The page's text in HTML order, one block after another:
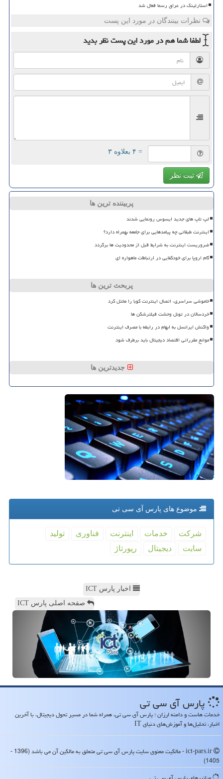
استارلینک در عراق رسما فعال شد
نظرات بینندگان در مورد این پست
لطفا شما همدر مورد این پستنظر بدید
= ۴ بعلاوه ۳
ثبت نظر
پربیننده ترین ها
لپ تاپ های جدید ایسوس رونمایی شدند
اینترنت طبقاتی چه پیامدهایی برای جامعه بهمراه دارد؟
ضروریست اینترنت به شرایط قبل از محدودیت ها برگردد
گام اروپا برای خودکفایی در ارتباطات ماهواره ای
پربحث ترین ها
خاموشی سراسری، اتصال اینترنت کوبا را مختل کرد
خردسالان در تونل وحشت فیلترشکن ها
واکنش ایرانسل به ابهام در رابطه با مصرف اینترنت
موانع مقرراتی اقتصاد دیجیتال باید برطرف شود
جدیدترین ها
موضوع های پارس آی سی تی
شركت خدمات اینترنت فناوری
تولید
سایت
دیجیتال رپورتاژ
اخبار پارس ICT
صفحه اصلی پارس ICT
پارس آی سی تی
خدمات هاست و دامنه ارزان ؛ پارس آی سی تی، همراه شما در مسیر تحول دیجیتال، با آخرین
اخبار، تحلیل‌ها و آموزش‌های دنیای IT
ict-pars.ir - مالکیت معنوی سایت پارس آی سی تی متعلق به مالکین آن می باشد (1396 -
1405)